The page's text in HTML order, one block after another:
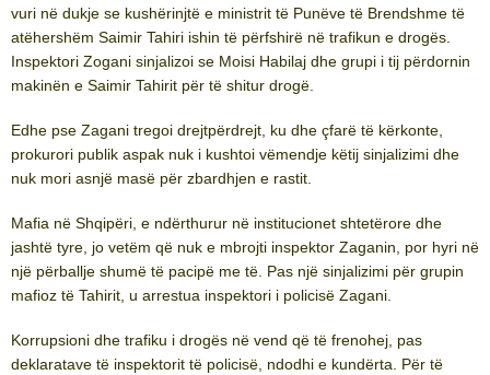
vuri në dukje se kushërinjtë e ministrit të Punëve të Brendshme të
atëhershëm Saimir Tahiri ishin të përfshirë në trafikun e drogës.
Inspektori Zogani sinjalizoi se Moisi Habilaj dhe grupi i tij përdornin
makinën e Saimir Tahirit për të shitur drogë.
Edhe pse Zagani tregoi drejtpërdrejt, ku dhe çfarë të kërkonte,
prokurori publik aspak nuk i kushtoi vëmendje këtij sinjalizimi dhe
nuk mori asnjë masë për zbardhjen e rastit.
Mafia në Shqipëri, e ndërthurur në institucionet shtetërore dhe
jashtë tyre, jo vetëm që nuk e mbrojti inspektor Zaganin, por hyri në
një përballje shumë të pacipë me të. Pas një sinjalizimi për grupin
mafioz të Tahirit, u arrestua inspektori i policisë Zagani.
Korrupsioni dhe trafiku i drogës në vend që të frenohej, pas
deklaratave të inspektorit të policisë, ndodhi e kundërta. Për të